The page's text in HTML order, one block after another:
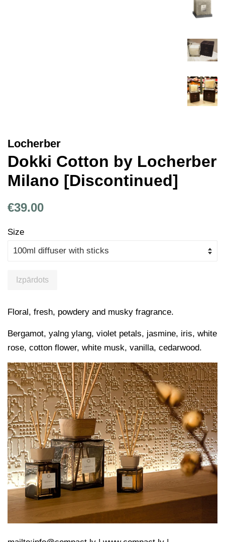
Locherber
Dokki Cotton by Locherber
Milano [Discontinued]
Parastā
€39.00
Size
Izpārdots
Floral, fresh, powdery and musky fragrance.
Bergamot, yalng ylang, violet petals, jasmine, iris, white
rose, cotton flower, white musk, vanilla, cedarwood.